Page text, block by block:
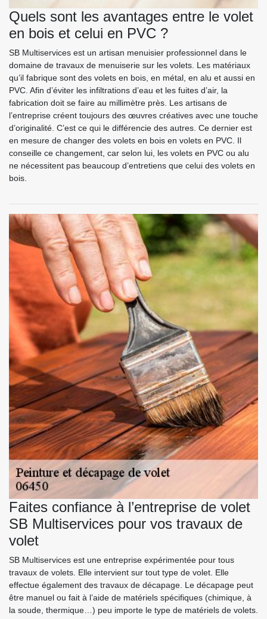
Quels sont les avantages entre le volet
en bois et celui en PVC ?
SB Multiservices est un artisan menuisier professionnel dans le
domaine de travaux de menuiserie sur les volets. Les matériaux
qu’il fabrique sont des volets en bois, en métal, en alu et aussi en
PVC. Afin d’éviter les infiltrations d’eau et les fuites d’air, la
fabrication doit se faire au millimètre près. Les artisans de
l’entreprise créent toujours des œuvres créatives avec une touche
d’originalité. C’est ce qui le différencie des autres. Ce dernier est
en mesure de changer des volets en bois en volets en PVC. Il
conseille ce changement, car selon lui, les volets en PVC ou alu
ne nécessitent pas beaucoup d’entretiens que celui des volets en
bois.
Faites confiance à l’entreprise de volet
SB Multiservices pour vos travaux de
volet
SB Multiservices est une entreprise expérimentée pour tous
travaux de volets. Elle intervient sur tout type de volet. Elle
effectue également des travaux de décapage. Le décapage peut
être manuel ou fait à l’aide de matériels spécifiques (chimique, à
la soude, thermique…) peu importe le type de matériels de volets.